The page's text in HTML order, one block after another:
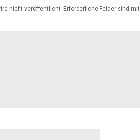
nicht veröffentlicht. Erforderliche Felder sind mit